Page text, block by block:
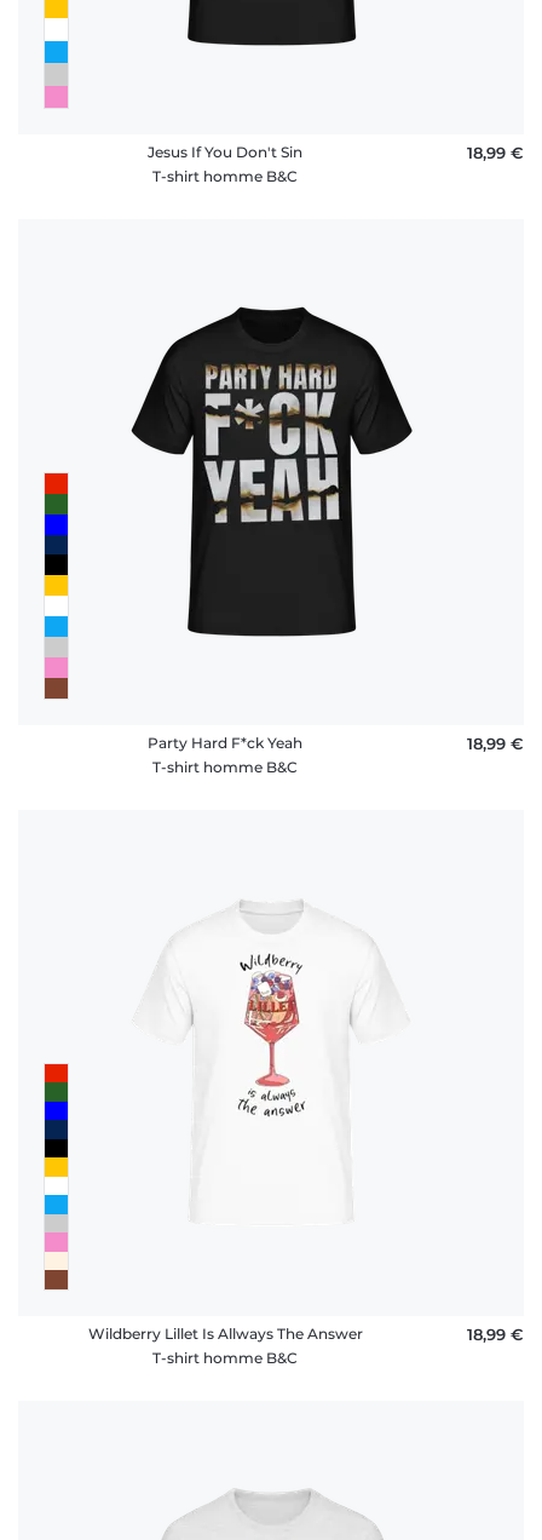
Jesus If You Don't Sin
T-shirt homme B&C
18,99 €
Party Hard F*ck Yeah
T-shirt homme B&C
18,99 €
Wildberry Lillet Is Allways The Answer
T-shirt homme B&C
18,99 €